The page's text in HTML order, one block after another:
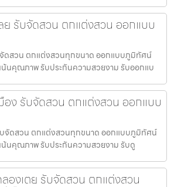
ย รับจัดสวน ตกแต่งสวน ออกแบบ
ดสวน ตกแต่งสวนทุกขนาด ออกแบบภูมิทัศน์
น้นคุณภาพ รับประกันความสวยงาม รับออกแบ
อง รับจัดสวน ตกแต่งสวน ออกแบบ
จัดสวน ตกแต่งสวนทุกขนาด ออกแบบภูมิทัศน์
น้นคุณภาพ รับประกันความสวยงาม รับดู
องเตย รับจัดสวน ตกแต่งสวน